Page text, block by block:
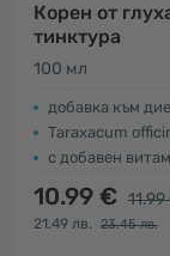
Корен от
тинктура
100 мл
добавка към
Taraxacum
с добавен
10.99 €
21.49 лв. 23.45 лв.